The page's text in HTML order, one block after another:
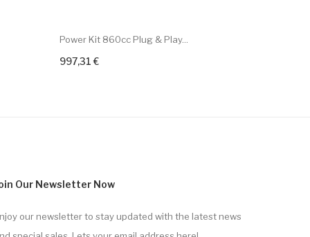
Power Kit 860cc Plug & Play...
997,31 €
+ Add To Cart
Our Newsletter Now
our newsletter to stay updated with the latest news